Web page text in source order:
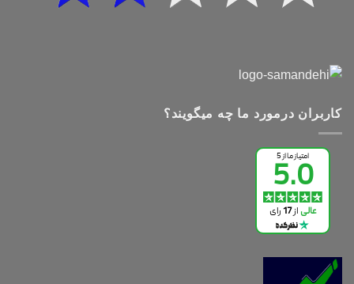
کاربران درمورد ما چه میگویند؟